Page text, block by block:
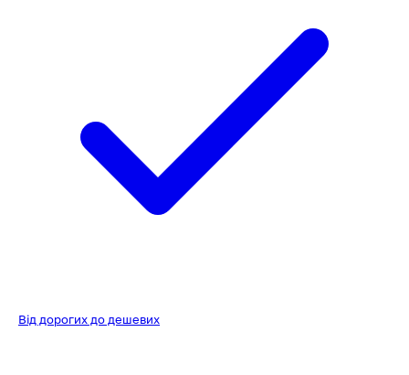
Від дорогих до дешевих